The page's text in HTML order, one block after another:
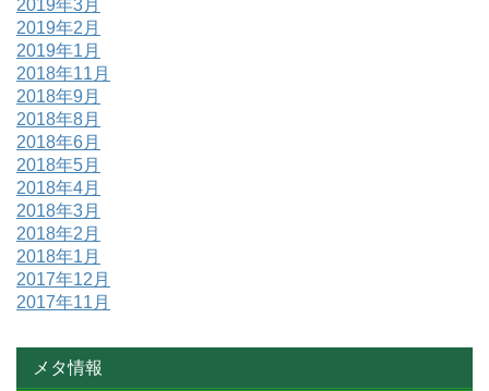
2019年3月
2019年2月
2019年1月
2018年11月
2018年9月
2018年8月
2018年6月
2018年5月
2018年4月
2018年3月
2018年2月
2018年1月
2017年12月
2017年11月
メタ情報